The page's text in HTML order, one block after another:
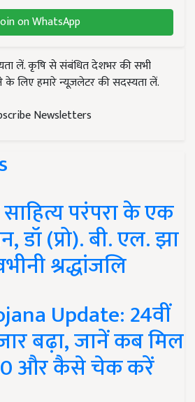
on WhatsApp
लें. कृषि से संबंधित देशभर की सभी
लिए हमारे न्यूज़लेटर की सदस्यता लें.
Newsletters
परंपरा के एक
डॉ (प्रो). बी. एल. झा
श्रद्धांजलि
Update: 24वीं
बढ़ा, जानें कब मिल
और कैसे चेक करें